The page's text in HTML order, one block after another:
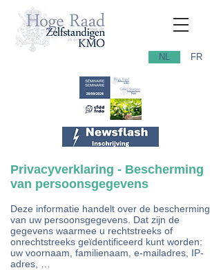
NL FR
Privacyverklaring - Bescherming
van persoonsgegevens
Deze informatie handelt over de bescherming
van uw persoonsgegevens. Dat zijn de
gegevens waarmee u rechtstreeks of
onrechtstreeks geïdentificeerd kunt worden:
uw voornaam, familienaam, e-mailadres, IP-
adres, …